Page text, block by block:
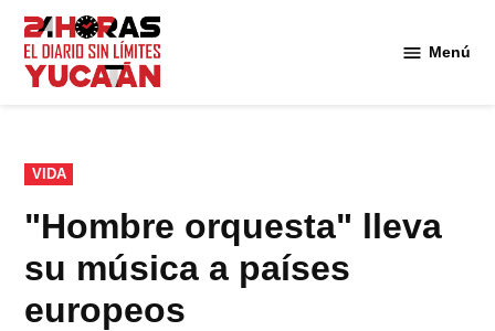
Saltar
contenido
Menú
PUBLICADO
EN
VIDA
"Hombre orquesta" lleva
su música a países
europeos